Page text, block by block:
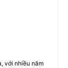
với nhiều năm